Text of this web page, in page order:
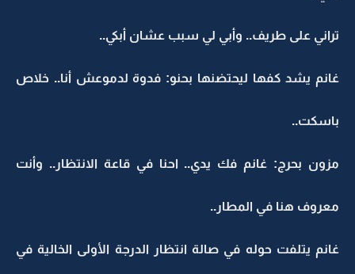
تراني على طريف.. وأبي لي سبب عشان أبكي..
غانم يشد كفها ليحتضنها بحنو: فدوة لدموعش أنا.. خلاص
باسكت..
مزون بحرج: غانم فك يدي.. احنا في قاعة الانتظار.. وأنت
معروف هنا في المطار..
غانم يتلفت حوله في صالة انتظار الدرجة الأولى الخالية في